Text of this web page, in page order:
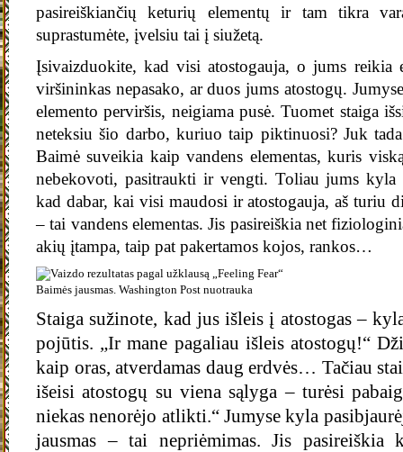
pasireiškiančių keturių elementų ir tam tikra
suprastumėte, įvelsiu tai į siužetą.
Įsivaizduokite, kad visi atostogauja, o jums
viršininkas nepasako, ar duos jums atostogų.
elemento perviršis, neigiama pusė. Tuomet staiga
neteksiu šio darbo, kuriuo taip piktinuosi? Juk
Baimė suveikia kaip vandens elementas, kuris
nebekovoti, pasitraukti ir vengti. Toliau jums kyla
kad dabar, kai visi maudosi ir atostogauja, aš turiu
– tai vandens elementas. Jis pasireiškia net
akių įtampa, taip pat pakertamos kojos, rankos…
Baimės jausmas. Washington Post nuotrauka
Staiga sužinote, kad jus išleis į atostogas –
pojūtis. „Ir mane pagaliau išleis atostogų!“
kaip oras, atverdamas daug erdvės… Tačiau
išeisi atostogų su viena sąlyga – turėsi
niekas nenorėjo atlikti.“ Jumyse kyla
jausmas – tai nepriėmimas. Jis pasireiškia